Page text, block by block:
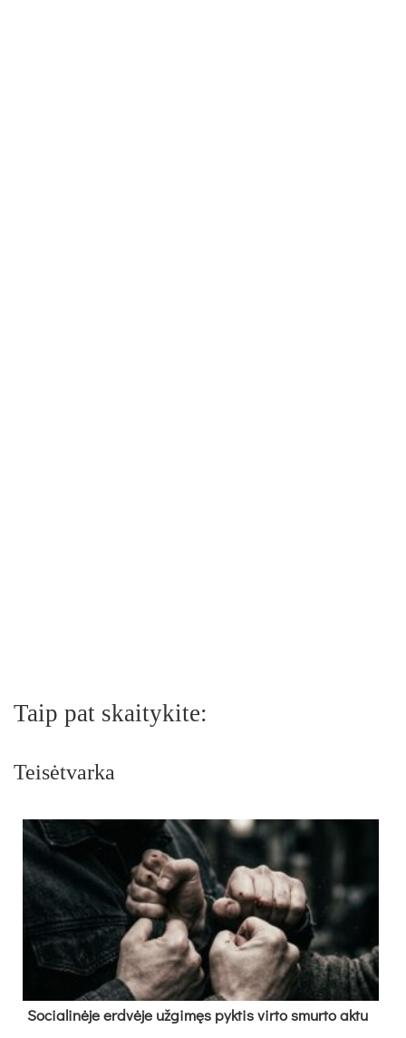
Taip pat skaitykite:
Teisėtvarka
So­cia­li­nė­je erd­vė­je už­gi­męs pyk­tis vir­to smur­to ak­tu